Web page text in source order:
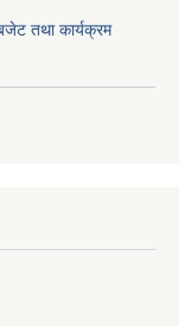
तथा कार्यक्रम